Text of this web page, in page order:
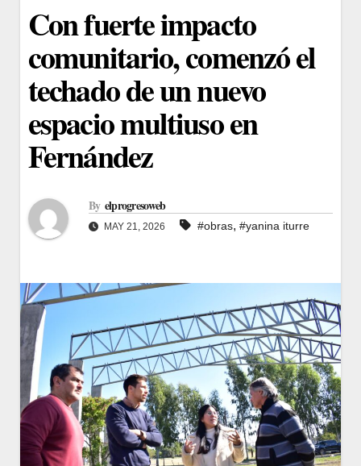
Con fuerte impacto
comunitario, comenzó el
techado de un nuevo
espacio multiuso en
Fernández
By elprogresoweb
MAY 21, 2026 #obras, #yanina iturre